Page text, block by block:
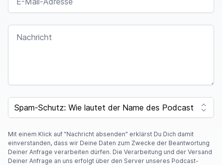
NACHRICHT
F
O
A
R
E
A
SPAM CAPTCHA
Mit einem Klick auf "Nachricht absenden" erklärst Du Dich damit
einverstanden, dass wir Deine Daten zum Zwecke der Beantwortung
Deiner Anfrage verarbeiten dürfen. Die Verarbeitung und der Versand
Deiner Anfrage an uns erfolgt über den Server unseres Podcast-